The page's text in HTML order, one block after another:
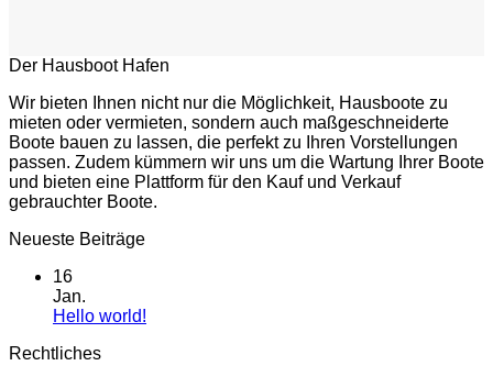
Der Hausboot Hafen
Wir bieten Ihnen nicht nur die Möglichkeit, Hausboote zu
mieten oder vermieten, sondern auch maßgeschneiderte
Boote bauen zu lassen, die perfekt zu Ihren Vorstellungen
passen. Zudem kümmern wir uns um die Wartung Ihrer Boote
und bieten eine Plattform für den Kauf und Verkauf
gebrauchter Boote.
Neueste Beiträge
16
Jan.
Hello world!
Rechtliches